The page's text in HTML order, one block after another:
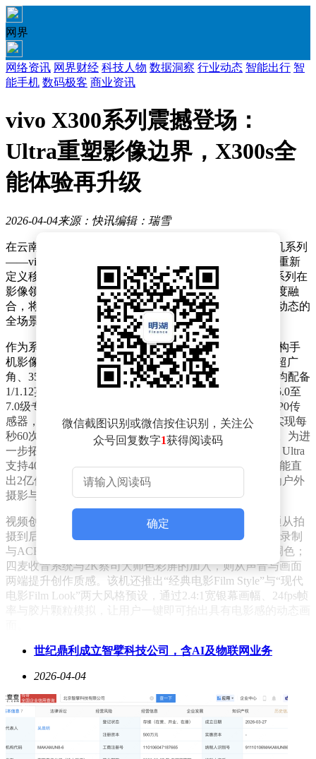
网界
网络资讯 网界财经 科技人物 数据洞察 行业动态 智能出行 智
能手机 数码极客 商业资讯
vivo X300系列震撼登场：
Ultra重塑影像边界，X300s全
能体验再升级
2026-04-04来源：快讯编辑：瑞雪
在云南丽江举办的发布会上，vivo正式推出全新旗舰手机系列
——vivo X300 Ultra与vivo X300s，以突破性的影像技术重新
定义移动摄影边界。此次发布的两款新品不仅延续了X系列在
影像领域的深厚积累，更通过硬件创新与软件算法的深度融
合，将手机摄影推向专业级水准，满足创作者从静态到动态的
全场景需求。
作为系列中的“专业V单”，vivo X300 Ultra以相机逻辑重构手
机影像系统。其搭载的“3+2”蔡司大师镜头群覆盖14mm超广
角、35mm人文纪实与85mm云台级长焦三大黄金焦段，均配备
1/1.12英寸至1/1.4英寸不等的大底传感器，并支持CIPA 6.0至
7.0级专业防抖。其中，85mm长焦镜头首发蓝图×三星HP0传
感器，结合60fps高帧率对焦系统与3°OIS光学防抖，可实现每
秒60次自动追焦，即使在运动场景中也能精准捕捉目标。为进
一步拓展创作自由度，该机还推出两款外挂增距镜：G2 Ultra
支持400mm超远摄，G2则提供200mm便携长焦，两者均能直
出2亿像素照片，配合长焦镜头的防抖与追焦能力，成为户外
摄影与赛事观演的利器。
视频创作方面，vivo X300 Ultra通过全链路专业能力打通从拍
摄到后期的完整工作流。全焦段支持4K 120fps 10bit Log录制
与ACES专业色彩管理，可与电影摄影机素材无缝协同调色；
四麦收音系统与2K蔡司大师色彩屏的加入，则从声音与画面
两端提升创作质感。该机还推出“经典电影Film Style”与“现代
电影Film Look”两大风格预设，通过2.4:1宽银幕画幅、24fps帧
率与胶片颗粒模拟，让用户一键即可拍出具有电影感的动态画
色彩科学是此次升级的另一大亮点。vivo X300 Ultra通过蓝图
算法与蓝图色貌模型，在还原真实色彩的同时优化影调过渡。
首发的蓝图调色盘功能更允许用户自定义色彩参数，并支持通
过二维码分享调色方案，为专业创作者提供个性化表达空间。
同期发布的vivo X300s定位“超能小V单”，在兼顾影像专业性
的同时强化游戏体验。其搭载的蔡司2亿超级主摄与APO超级
微信截图识别或微信按住识别，关注公
众号回复数字1获得阅读码
确定
世纪鼎利成立智擘科技公司，含AI及物联网业务
2026-04-04